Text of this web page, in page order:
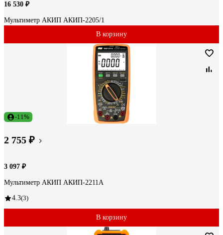
16 530 ₽
Мультиметр АКИП АКИП-2205/1
В корзину
-11%
2 755 ₽
3 097 ₽
Мультиметр АКИП АКИП-2211А
4.3(3)
В корзину